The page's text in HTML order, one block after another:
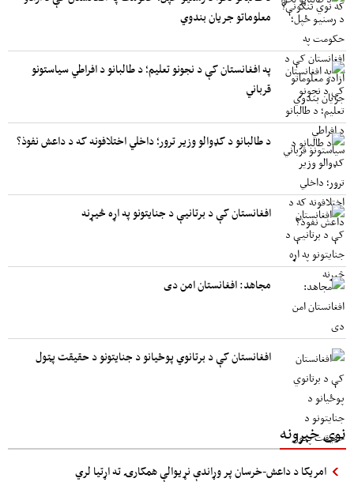
معلوماتو جریان بندوي
په افغانستان کې د نجونو تعلیم؛ د طالبانو د افراطي سیاستونو
قرباني
د طالبانو د کډوالو وزیر ترور؛ داخلي اختلافونه که د داعش نفوذ؟
افغانستان کې د برتانیې د جنایتونو په اړه څیړنه
مجاهد: افغانستان امن دی
افغانستان کې د برتانوي پوځیانو د جنایتونو د حقیقت پټول
نوی خبرونه
امریکا د داعش-خرسان پر وړاندې نړیوالې همکارۍ ته اړتیا لري